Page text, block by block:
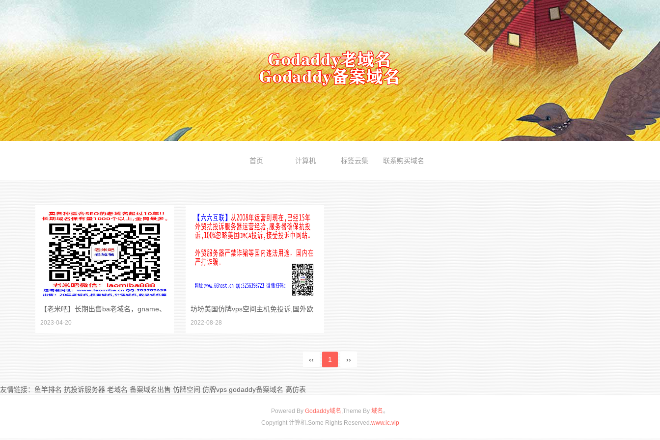
首页 计算机 标签云集 联系购买域名
【老米吧】长期出售ba老域名，gname、
godaddy域名
2023-04-20
坊坋美国仿牌vps空间主机免投诉,国外欧
洲荷兰仿牌服务器,外贸抗投诉服务器防投
2022-08-28
‹‹ 1 ››
友情链接： 鱼竿排名 抗投诉服务器 老域名 备案域名出售 仿牌空间 仿牌vps godaddy备案域名 高仿表
Powered By Godaddy域名,Theme By 域名。
Copyright 计算机.Some Rights Reserved.www.ic.vip